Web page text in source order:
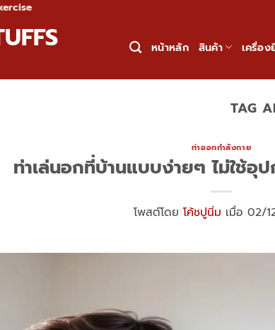
หน้าหลัก สินค้า เครื่อง
TAG
ท่าออกกำลังกาย
ท่าเล่นอกที่บ้านแบบง่ายๆ ไม่ใช้อุ
โพสต์โดย โค้ชปูนิ่ม เมื่อ 02/